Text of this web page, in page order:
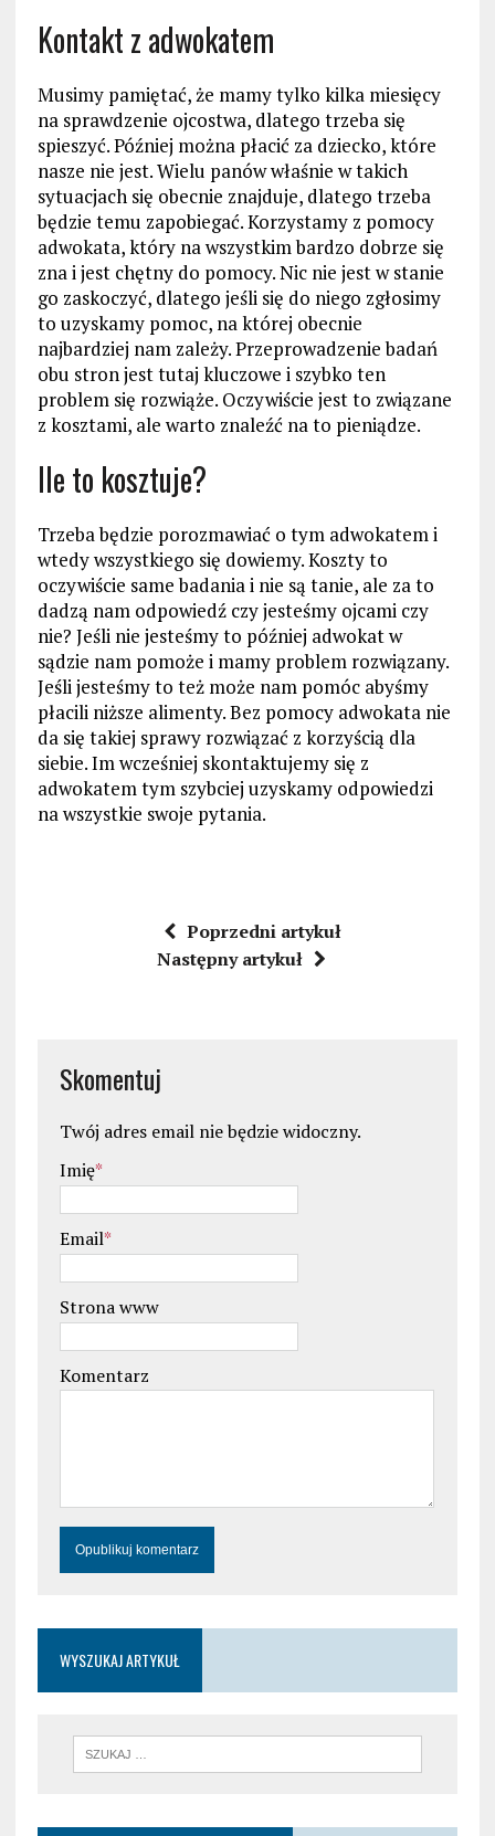
Kontakt z adwokatem
Musimy pamiętać, że mamy tylko kilka miesięcy
na sprawdzenie ojcostwa, dlatego trzeba się
spieszyć. Później można płacić za dziecko, które
nasze nie jest. Wielu panów właśnie w takich
sytuacjach się obecnie znajduje, dlatego trzeba
będzie temu zapobiegać. Korzystamy z pomocy
adwokata, który na wszystkim bardzo dobrze się
zna i jest chętny do pomocy. Nic nie jest w stanie
go zaskoczyć, dlatego jeśli się do niego zgłosimy
to uzyskamy pomoc, na której obecnie
najbardziej nam zależy. Przeprowadzenie badań
obu stron jest tutaj kluczowe i szybko ten
problem się rozwiąże. Oczywiście jest to związane
z kosztami, ale warto znaleźć na to pieniądze.
Ile to kosztuje?
Trzeba będzie porozmawiać o tym adwokatem i
wtedy wszystkiego się dowiemy. Koszty to
oczywiście same badania i nie są tanie, ale za to
dadzą nam odpowiedź czy jesteśmy ojcami czy
nie? Jeśli nie jesteśmy to później adwokat w
sądzie nam pomoże i mamy problem rozwiązany.
Jeśli jesteśmy to też może nam pomóc abyśmy
płacili niższe alimenty. Bez pomocy adwokata nie
da się takiej sprawy rozwiązać z korzyścią dla
siebie. Im wcześniej skontaktujemy się z
adwokatem tym szybciej uzyskamy odpowiedzi
na wszystkie swoje pytania.
Poprzedni artykuł
Następny artykuł
Skomentuj
Twój adres email nie będzie widoczny.
Imię*
Email*
Strona www
Komentarz
WYSZUKAJ ARTYKUŁ